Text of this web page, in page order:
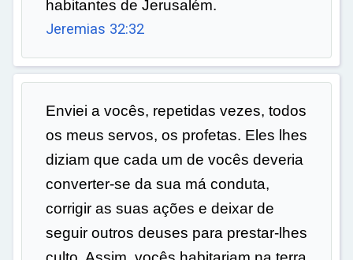
habitantes de Jerusalém.
Jeremias 32:32
Enviei a vocês, repetidas vezes, todos
os meus servos, os profetas. Eles lhes
diziam que cada um de vocês deveria
converter-se da sua má conduta,
corrigir as suas ações e deixar de
seguir outros deuses para prestar-lhes